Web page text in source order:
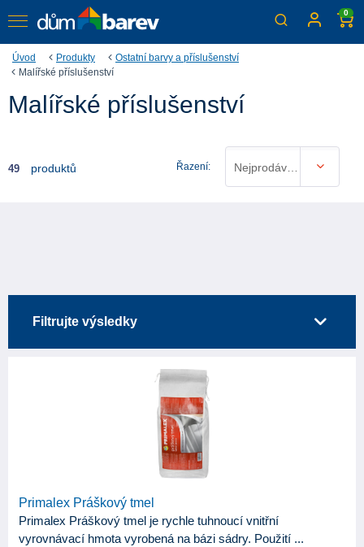
0
Úvod Produkty
Ostatní barvy a příslušenství
Malířské příslušenství
Malířské příslušenství
49 produktů Řazení: Nejprodávanější
Filtrujte výsledky
ProGold
KATEGORIE
Primalex Práškový tmel
Primalex Práškový tmel je rychle tuhnoucí vnitřní
vyrovnávací hmota vyrobená na bázi sádry. Použití ...